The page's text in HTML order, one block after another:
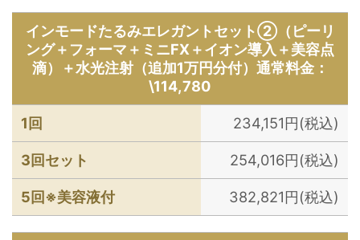
インモードたるみエレガントセット②（ピーリ
ング＋フォーマ＋ミニFX＋イオン導入＋美容点
滴）＋水光注射（追加1万円分付）通常料金：
\114,780
1回 234,151円(税込)
3回セット 254,016円(税込)
5回※美容液付 382,821円(税込)